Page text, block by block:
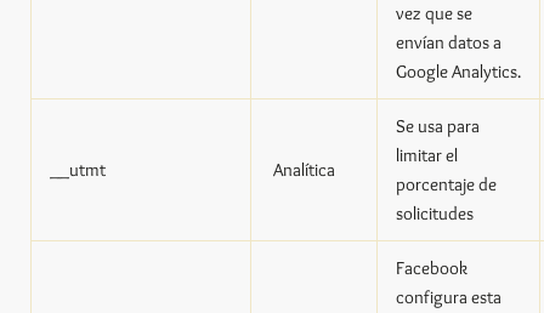
vez que se
envían datos a
Google Analytics.
__utmt Analítica
Se usa para
limitar el
porcentaje de
solicitudes
Facebook
configura esta